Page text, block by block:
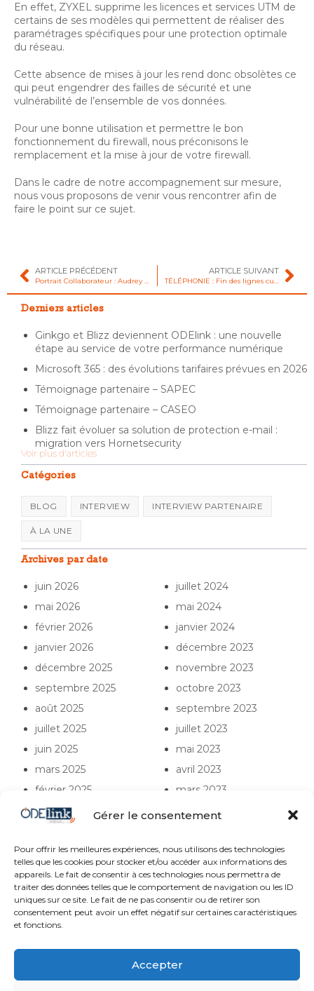
Gérer le consentement
Pour offrir les meilleures expériences, nous utilisons des technologies
telles que les cookies pour stocker et/ou accéder aux informations des
appareils. Le fait de consentir à ces technologies nous permettra de
traiter des données telles que le comportement de navigation ou les ID
uniques sur ce site. Le fait de ne pas consentir ou de retirer son
consentement peut avoir un effet négatif sur certaines caractéristiques
et fonctions.
Accepter
En effet, ZYXEL supprime les licences et services UTM de
certains de ses modèles qui permettent de réaliser des
paramétrages spécifiques pour une protection optimale
du réseau.
Cette absence de mises à jour les rend donc obsolètes ce
qui peut engendrer des failles de sécurité et une
vulnérabilité de l’ensemble de vos données.
Pour une bonne utilisation et permettre le bon
fonctionnement du firewall, nous préconisons le
remplacement et la mise à jour de votre firewall.
Dans le cadre de notre accompagnement sur mesure,
nous vous proposons de venir vous rencontrer afin de
faire le point sur ce sujet.
ARTICLE PRÉCÉDENT ARTICLE SUIVANT
Derniers articles
Ginkgo et Blizz deviennent ODElink : une nouvelle
étape au service de votre performance numérique
Microsoft 365 : des évolutions tarifaires prévues en 2026
Témoignage partenaire – SAPEC
Témoignage partenaire – CASEO
Blizz fait évoluer sa solution de protection e-mail :
migration vers Hornetsecurity
Voir plus d'articles
Catégories
BLOG INTERVIEW INTERVIEW PARTENAIRE
À LA UNE
Archives par date
juin 2026
mai 2026
février 2026
janvier 2026
décembre 2025
septembre 2025
août 2025
juillet 2025
juin 2025
mars 2025
février 2025
décembre 2024
juillet 2024
mai 2024
janvier 2024
décembre 2023
novembre 2023
octobre 2023
septembre 2023
juillet 2023
mai 2023
avril 2023
mars 2023
février 2023
04 73 770 707